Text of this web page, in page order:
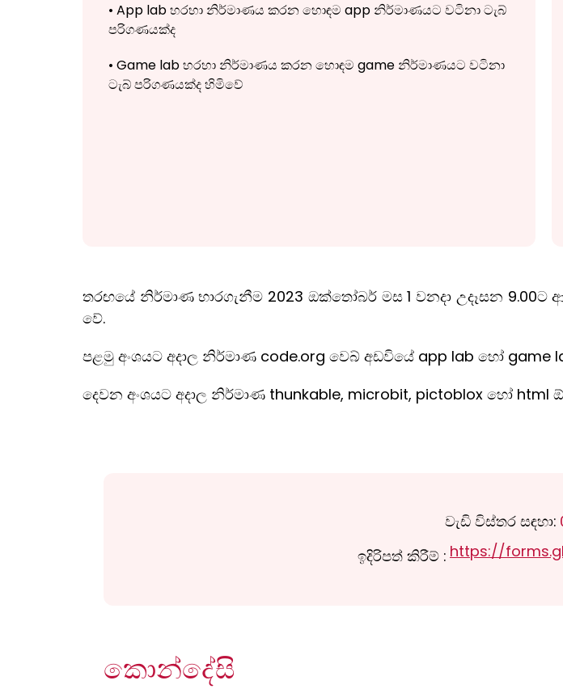
• App lab හරහා නිර්මාණය කරන හොඳම app නිර්මාණයට වටිනා ටැබ්
පරිගණයක්ද
• Game lab හරහා නිර්මාණය කරන හොඳම game නිර්මාණයට වටිනා
ටැබ් පරිගණයක්ද හිමිවේ
තරඟයේ නිර්මාණ භාරගැනීම 2023 ඔක්තෝබර් මස 1 වනදා උදෑසන 9.00ට
වේ.
පළමු අංශයට අදාල නිර්මාණ code.org වෙබ් අඩවියේ app lab හෝ
දෙවන අංශයට අදාල නිර්මාණ thunkable, microbit, pictoblox හෝ
වැඩි විස්තර සඳහා:
ඉදිරිපත් කිරීම් : https://
කොන්දේසි